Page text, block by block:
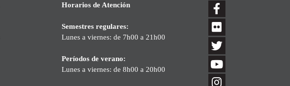
Horarios de Atención
Semestres regulares:
Lunes a viernes: de 7h00 a 21h00
Períodos de verano:
Lunes a viernes: de 8h00 a 20h00